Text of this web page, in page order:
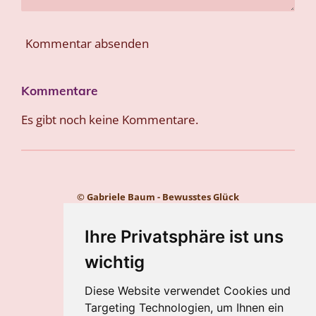
Ihre Privatsphäre ist uns
wichtig
Diese Website verwendet Cookies und
Targeting Technologien, um Ihnen ein
Kommentar absenden
Kommentare
Es gibt noch keine Kommentare.
© Gabriele Baum - Bewusstes Glück
Datenschutz
Gabriele Baum
Wilhelmstraße 34, 56112 Lahnstein